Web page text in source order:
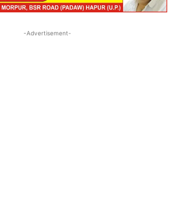
-Advertisement-